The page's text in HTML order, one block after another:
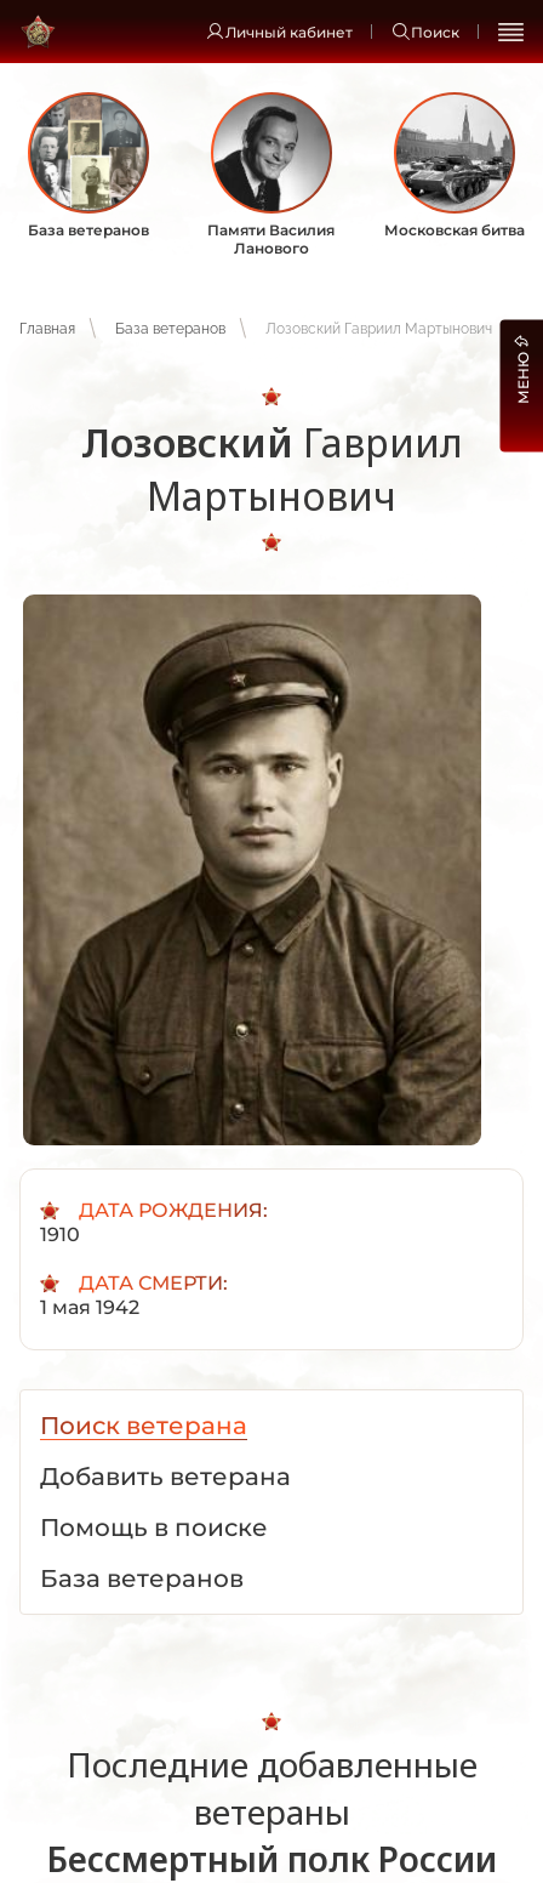
Личный кабинет Поиск
База ветеранов
Памяти Василия
Ланового
Московская битва
Главная База ветеранов Лозовский Гавриил Мартынович
Лозовский Гавриил
Мартынович
ДАТА РОЖДЕНИЯ:
1910
ДАТА СМЕРТИ:
1 мая 1942
Поиск ветерана
Добавить ветерана
Помощь в поиске
База ветеранов
Последние добавленные
ветераны
Бессмертный полк России
МЕНЮ